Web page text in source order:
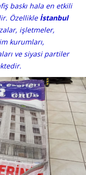
baskı hala en etkili
Özellikle İstanbul
işletmeler,
kurumları,
ve siyasi partiler